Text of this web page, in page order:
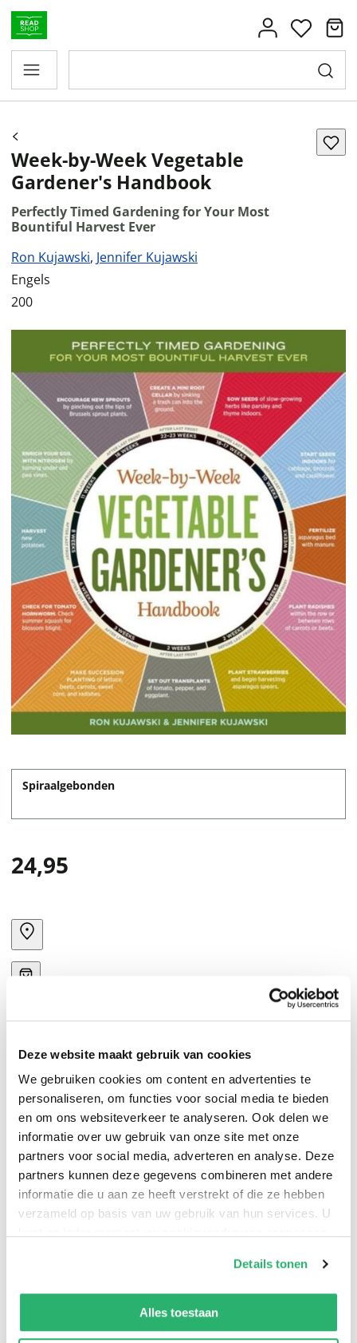
Deze website maakt gebruik van cookies
We gebruiken cookies om content en advertenties te
personaliseren, om functies voor social media te bieden
en om ons websiteverkeer te analyseren. Ook delen we
informatie over uw gebruik van onze site met onze
partners voor social media, adverteren en analyse. Deze
partners kunnen deze gegevens combineren met andere
informatie die u aan ze heeft verstrekt of die ze hebben
verzameld op basis van uw gebruik van hun services. U
kunnen ontvangen en verwerken.
Details tonen
Alles toestaan
Week-by-Week Vegetable
Gardener's Handbook
Perfectly Timed Gardening for Your Most
Bountiful Harvest Ever
Ron Kujawski, Jennifer Kujawski
Engels
200
Spiraalgebonden
24,95
Whether you’re a seasoned gardener determined to
increase crop yields or starting your very first vegetable
garden, the Week-by-Week Vegetable Gardener’s
Handbook will help you manage your schedule and
prioritize what’s important.